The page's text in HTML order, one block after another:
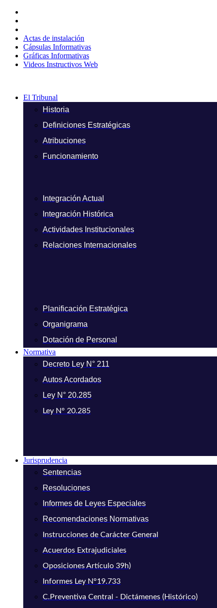
contenido
Actas de instalación
Cápsulas Informativas
Gráficas Informativas
Videos Instructivos Web
El Tribunal
Historia
Definiciones Estratégicas
Atribuciones
Funcionamiento
Integración Actual
Integración Histórica
Actividades Institucionales
Relaciones Internacionales
Planificación Estratégica
Organigrama
Dotación de Personal
Normativa
Decreto Ley N° 211
Autos Acordados
Ley N° 20.285
Ley N° 20.285
Jurisprudencia
Sentencias
Resoluciones
Informes de Leyes Especiales
Recomendaciones Normativas
Instrucciones de Carácter General
Acuerdos Extrajudiciales
Oposiciones Artículo 39h)
Informes Ley N°19.733
C.Preventiva Central - Dictámenes (Histórico)